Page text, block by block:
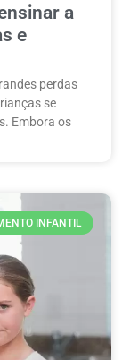
a
e
perdas
se
Embora os
INFANTIL